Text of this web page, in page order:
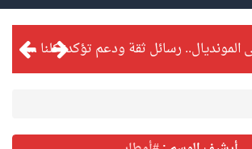
من المعذر إلى المونديال.. رسائل ثقة ودعم تؤكد: كلنا مع الأخضر